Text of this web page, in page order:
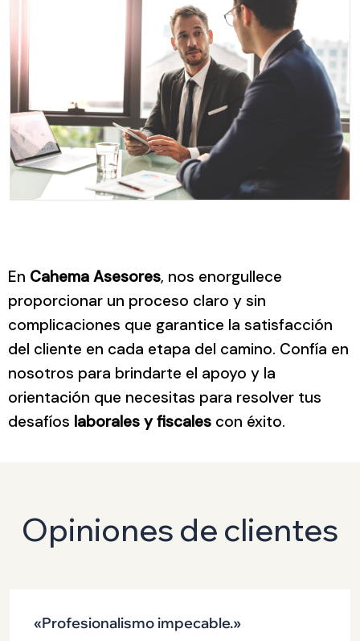
En Cahema Asesores, nos enorgullece
proporcionar un proceso claro y sin
complicaciones que garantice la satisfacción
del cliente en cada etapa del camino. Confía en
nosotros para brindarte el apoyo y la
orientación que necesitas para resolver tus
desafíos laborales y fiscales con éxito.
Opiniones de clientes
«Profesionalismo impecable.»